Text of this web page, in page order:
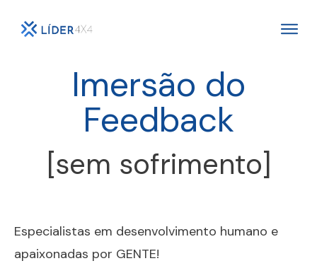
Imersão do
Feedback
[sem sofrimento]
Especialistas em desenvolvimento humano e
apaixonadas por GENTE!